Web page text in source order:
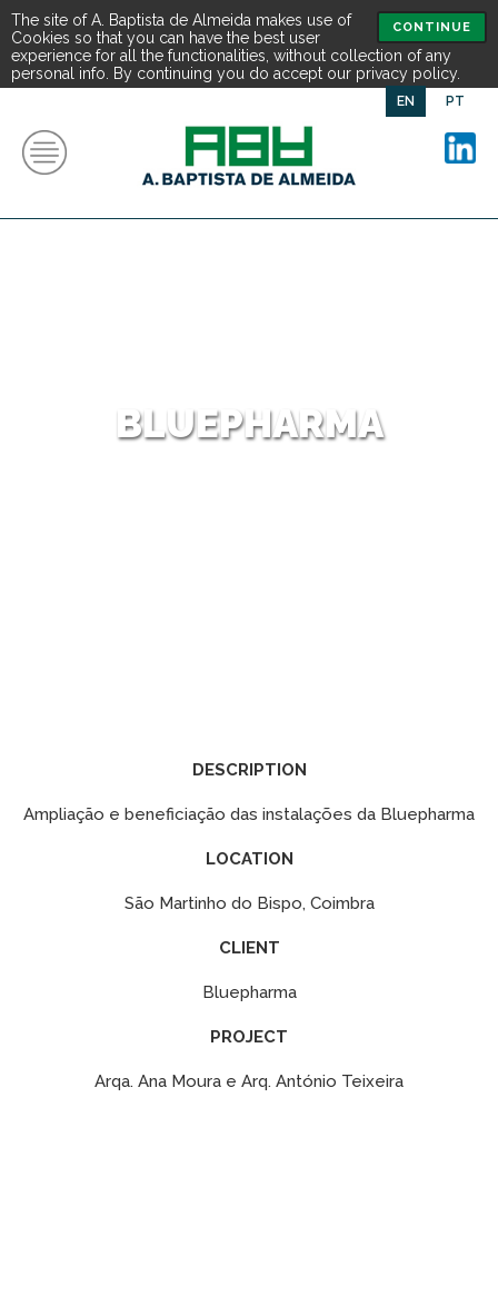
CONTINUE
The site of A. Baptista de Almeida makes use of
Cookies so that you can have the best user
experience for all the functionalities, without collection of any
personal info. By continuing you do accept our privacy policy.
EN PT
BLUEPHARMA
DESCRIPTION
Ampliação e beneficiação das instalações da Bluepharma
LOCATION
São Martinho do Bispo, Coimbra
CLIENT
Bluepharma
PROJECT
Arqa. Ana Moura e Arq. António Teixeira